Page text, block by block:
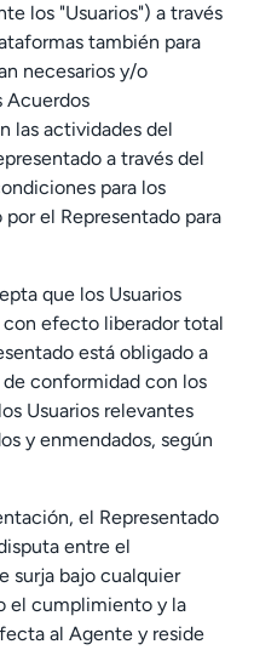
los "Usuarios") a través
también para
necesarios y/o
Acuerdos
las actividades del
a través del
para los
el Representado para
que los Usuarios
con efecto liberador total
está obligado a
de conformidad con los
Usuarios relevantes
y enmendados, según
el Representado
entre el
surja bajo cualquier
el cumplimiento y la
al Agente y reside